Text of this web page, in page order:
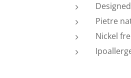
Pietre
Nickel